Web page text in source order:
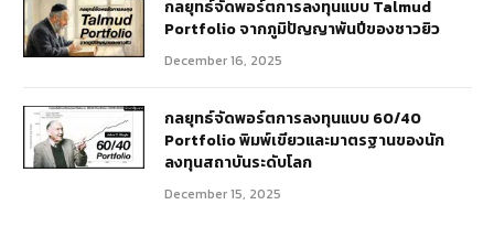
กลยุทธ์จัดพอร์ตการลงทุนแบบ Talmud
Portfolio จากภูมิปัญญาพันปีของชาวยิว
December 16, 2025
กลยุทธ์จัดพอร์ตการลงทุนแบบ 60/40
Portfolio พิมพ์เขียวและมาตรฐานของนัก
ลงทุนสถาบันระดับโลก
December 15, 2025